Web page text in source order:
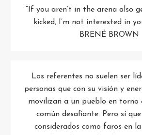
“If you aren’t in the arena also
kicked, I’m not interested in
BRENÉ BROWN
Los referentes no suelen ser
personas que con su visión y
movilizan a un pueblo en torno
común desafiante. Pero sí
considerados como faros en